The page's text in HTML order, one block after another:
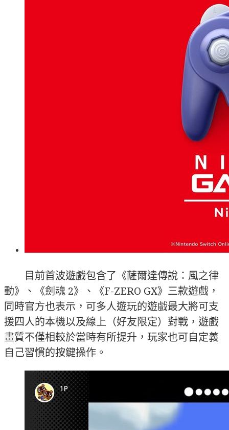
目前首波遊戲包含了《薩爾達傳說：風之律
動》、《劍魂 2》、《F-ZERO GX》三款遊戲，
同時官方也表示，可多人遊玩的遊戲最大將可支
援四人的本機以及線上（好友限定）對戰，遊戲
畫質不僅相較於當時有所提升，玩家也可自定義
自己習慣的按鍵操作。